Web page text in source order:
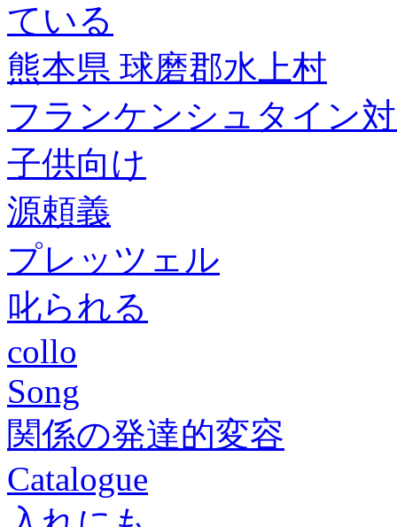
ている
熊本県 球磨郡水上村
フランケンシュタイン
子供向け
源頼義
プレッツェル
叱られる
collo
Song
関係の発達的変容
Catalogue